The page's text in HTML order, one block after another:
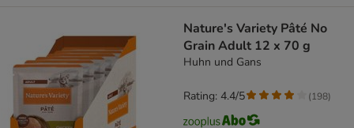
Nature's Variety Pâté No
Grain Adult 12 x 70 g
Huhn und Gans
Rating: 4.4/5 (198)